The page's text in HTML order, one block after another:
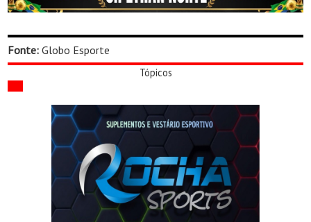
Fonte: Globo Esporte
Tópicos